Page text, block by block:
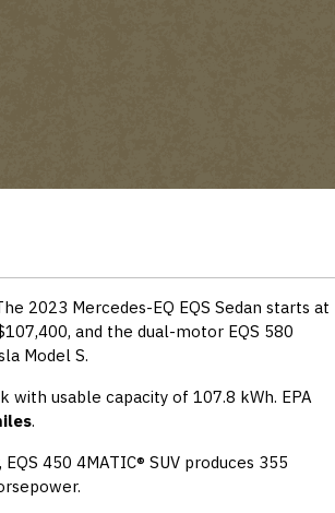
2023 Mercedes-EQ EQS Sedan starts at
and the dual-motor EQS 580
Model S.
usable capacity of 107.8 kWh. EPA
.
450 4MATIC® SUV produces 355